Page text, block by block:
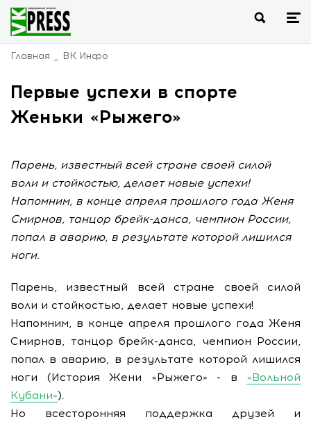
Главная ВК Инфо
Первые успехи в спорте
Женьки «Рыжего»
Парень, известный всей стране своей силой
воли и стойкостью, делает новые успехи!
Напомним, в конце апреля прошлого года Женя
Смирнов, танцор брейк-данса, чемпион России,
попал в аварию, в результате которой лишился
ноги.
Парень, известный всей стране своей силой
воли и стойкостью, делает новые успехи!
Напомним, в конце апреля прошлого года Женя
Смирнов, танцор брейк-данса, чемпион России,
попал в аварию, в результате которой лишился
ноги (История Жени «Рыжего» - в «Вольной
Кубани»).
Но всесторонняя поддержка друзей и